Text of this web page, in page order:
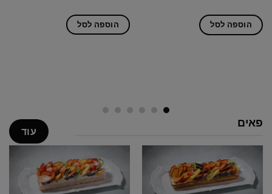
הוספה לסל הוספה לסל
פאים
עוד